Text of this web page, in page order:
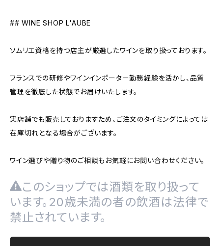
## WINE SHOP L'AUBE
ソムリエ資格を持つ店主が厳選したワインを取り扱っております。
フランスでの研修やワインインポーター勤務経験を活かし、品質
管理を徹底した状態でお届けいたします。
実店舗でも販売しておりますため、ご注文のタイミングによっては
在庫切れとなる場合がございます。
ワイン選びや贈り物のご相談もお気軽にお問い合わせください。
このショップでは酒類を取り扱って
います。20歳未満の者の飲酒は法律で
禁止されています。